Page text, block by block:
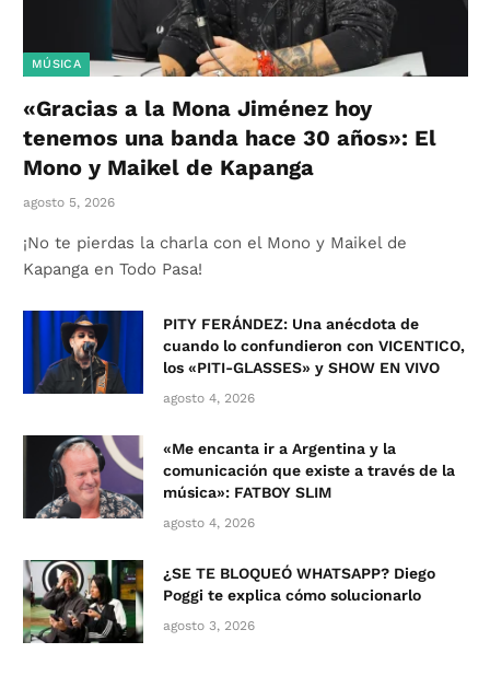
MÚSICA
«Gracias a la Mona Jiménez hoy
tenemos una banda hace 30 años»: El
Mono y Maikel de Kapanga
agosto 5, 2026
¡No te pierdas la charla con el Mono y Maikel de
Kapanga en Todo Pasa!
PITY FERÁNDEZ: Una anécdota de
cuando lo confundieron con VICENTICO,
los «PITI-GLASSES» y SHOW EN VIVO
agosto 4, 2026
«Me encanta ir a Argentina y la
comunicación que existe a través de la
música»: FATBOY SLIM
agosto 4, 2026
¿SE TE BLOQUEÓ WHATSAPP? Diego
Poggi te explica cómo solucionarlo
agosto 3, 2026